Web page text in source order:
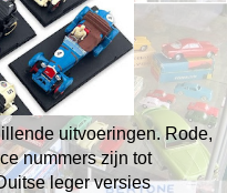
uitvoeringen.Rode,
nummers zijn tot
leger versies